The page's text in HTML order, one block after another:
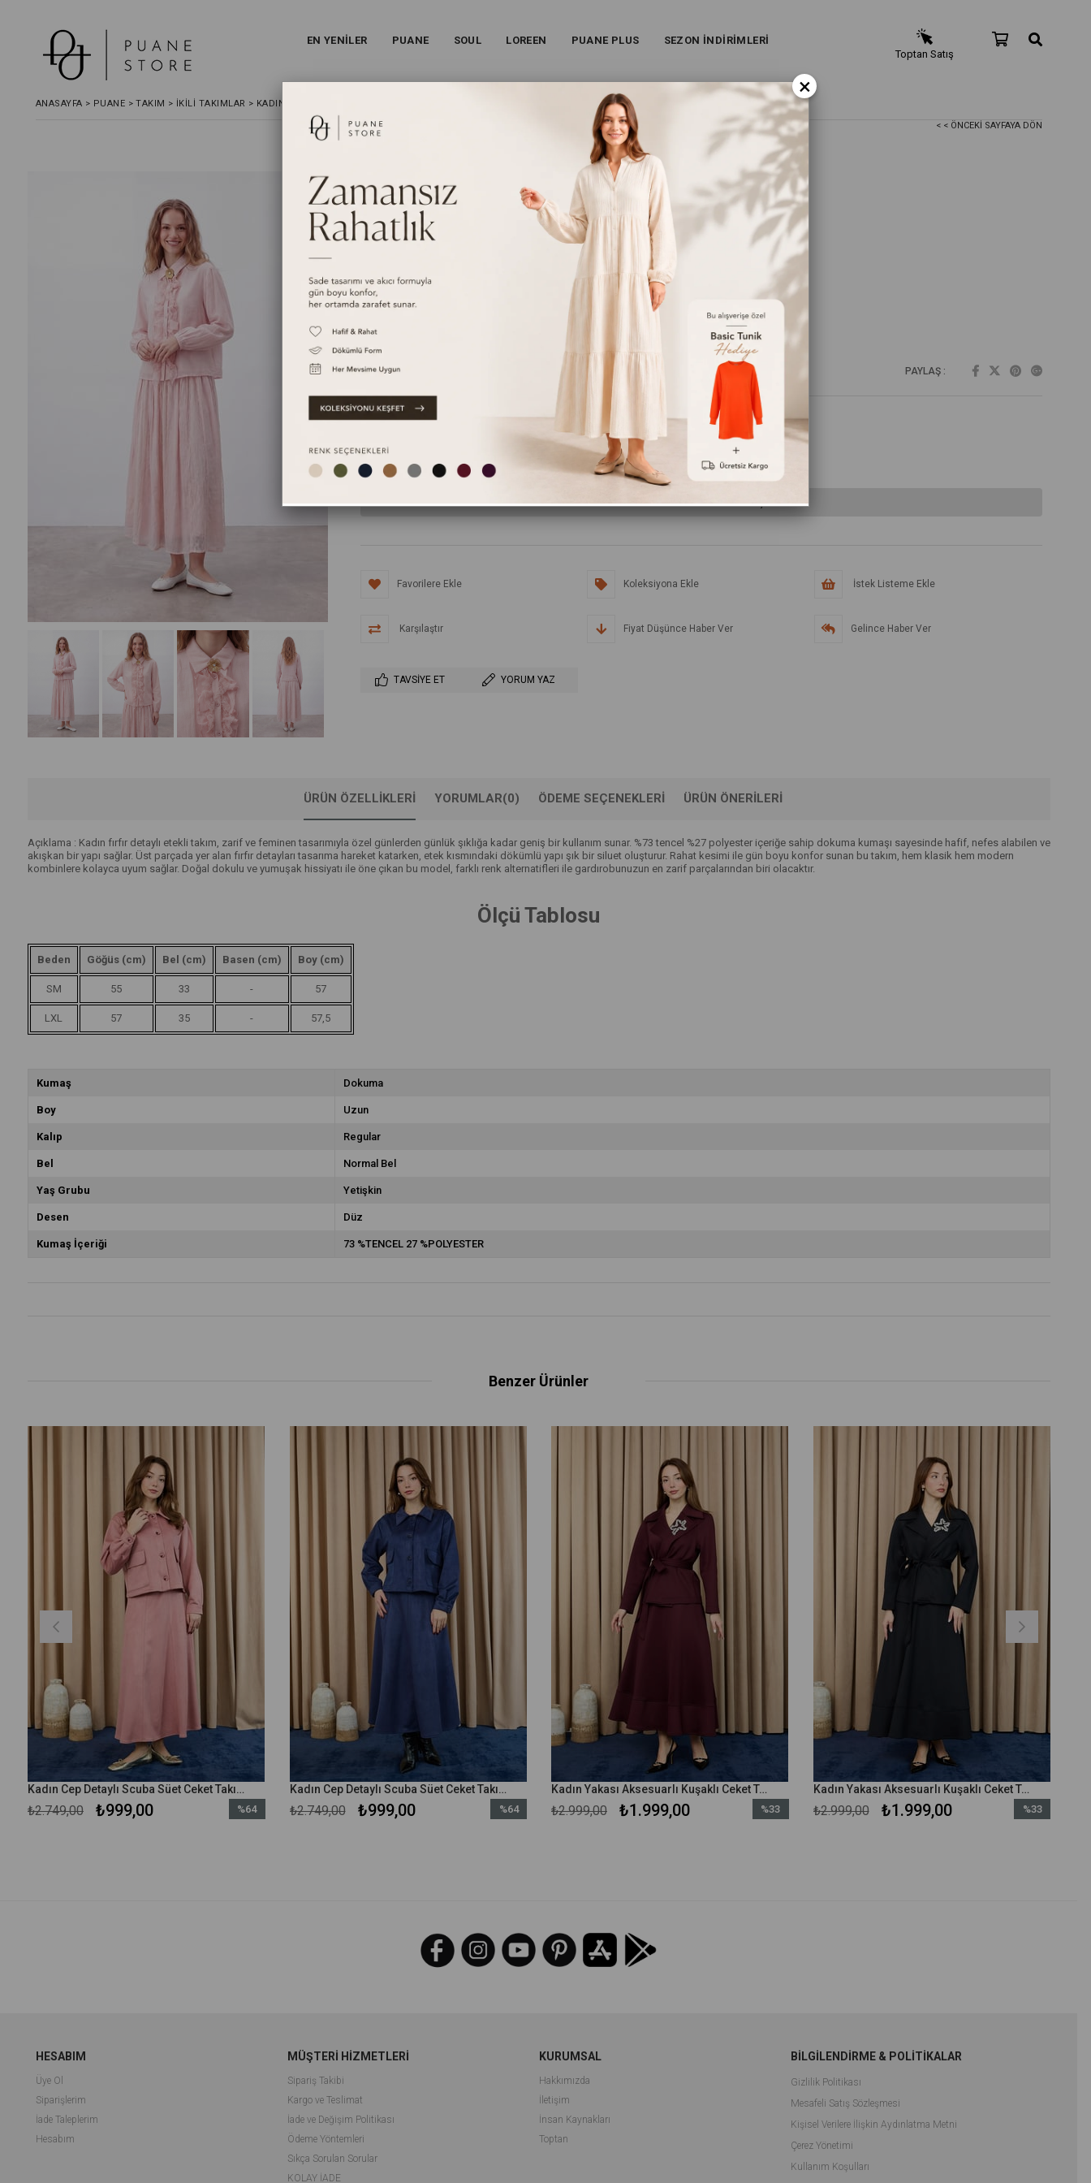
Toptan Satış
EN YENİLER PUANE SOUL LOREEN PUANE PLUS SEZON İNDİRİMLERİ
ANASAYFA > PUANE > TAKIM > İKILI TAKIMLAR > KADIN DANTEL TÜL DETAYLI ETEKLI TAKIM – 14467TKS - PEMBE
< < ÖNCEKI SAYFAYA DÖN
Kadın Dantel Tül Detaylı Etekli Takım – 14467TKS - Pembe
₺6.999,00
₺1.999,00
PAYLAŞ :
RENK
Pembe
Ürün stoklarımızda kalmamıştır.
Favorilere Ekle Koleksiyona Ekle İstek Listeme Ekle
Karşılaştır Fiyat Düşünce Haber Ver Gelince Haber Ver
TAVSIYE ET YORUM YAZ
ÜRÜN ÖZELLIKLERI YORUMLAR(0) ÖDEME SEÇENEKLERI ÜRÜN ÖNERILERI
Açıklama : Kadın fırfır detaylı etekli takım, zarif ve feminen tasarımıyla özel günlerden günlük şıklığa kadar geniş bir kullanım sunar. %73 tencel %27 polyester içeriğe sahip dokuma kumaşı sayesinde hafif, nefes alabilen ve
akışkan bir yapı sağlar. Üst parçada yer alan fırfır detayları tasarıma hareket katarken, etek kısmındaki dökümlü yapı şık bir siluet oluşturur. Rahat kesimi ile gün boyu konfor sunan bu takım, hem klasik hem modern
kombinlere kolayca uyum sağlar. Doğal dokulu ve yumuşak hissiyatı ile öne çıkan bu model, farklı renk alternatifleri ile gardırobunuzun en zarif parçalarından biri olacaktır.
Ölçü Tablosu
Beden Göğüs (cm) Bel (cm) Basen (cm) Boy (cm)
SM 55 33 - 57
LXL 57 35 - 57,5
Kumaş Dokuma
Boy Uzun
Kalıp Regular
Bel Normal Bel
Yaş Grubu Yetişkin
Desen Düz
Kumaş İçeriği 73 %TENCEL 27 %POLYESTER
Benzer Ürünler
Kadın Cep Detaylı Scuba Süet Ceket Takım - 14397TKM - Gül Kurusu
₺999,00
₺2.749,00
%64
Kadın Cep Detaylı Scuba Süet Ceket Takım - 14397TKM - Lacivert
₺999,00
₺2.749,00
%64
Kadın Yakası Aksesuarlı Kuşaklı Ceket Takım - 14389TKM - Bordo
₺1.999,00
₺2.999,00
%33
Kadın Yakası Aksesuarlı Kuşaklı Ceket Takım - 14389TKM - Siyah
₺1.999,00
₺2.999,00
%33
HESABIM
Üye Ol
Siparişlerim
İade Taleplerim
Hesabım
MÜŞTERİ HİZMETLERİ
Sipariş Takibi
Kargo ve Teslimat
İade ve Değişim Politikası
Ödeme Yöntemleri
Sıkça Sorulan Sorular
KOLAY İADE
KURUMSAL
Hakkımızda
İletişim
İnsan Kaynakları
Toptan
BİLGİLENDİRME & POLİTİKALAR
Gizlilik Politikası
Mesafeli Satış Sözleşmesi
Kişisel Verilere İlişkin Aydınlatma Metni
Çerez Yönetimi
Kullanım Koşulları
×